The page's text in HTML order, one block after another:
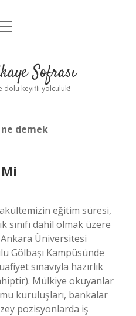
UyarıSofrası
dolu keyifli yolculuk!
demek
eğitim süresi,
sınıfı dahil olmak üzere
Ankara Üniversitesi
Gölbaşı Kampüsünde
sınavıyla hazırlık
Mülkiye okuyanlar
kuruluşları, bankalar
pozisyonlarda iş